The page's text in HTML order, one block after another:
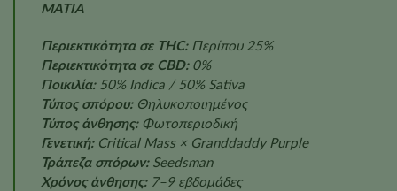
ΜΑΤΙΑ
Περιεκτικότητα σε THC:Περίπου 25%
Περιεκτικότητα σε CBD:0%
Ποικιλία:50% Indica / 50% Sativa
Τύπος σπόρου:Θηλυκοποιημένος
Τύπος άνθησης:Φωτοπεριοδική
Γενετική:Critical Mass × Granddaddy Purple
Τράπεζα σπόρων:Seedsman
Χρόνος άνθησης:7–9 εβδομάδες